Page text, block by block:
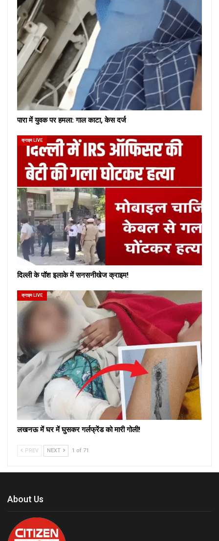
पारा में युवक पर हमला: गाल काटा, केस दर्ज
क्राइम LIVE
दिल्ली के पॉश इलाके में सनसनीखेज क्राइम!
क्राइम LIVE
लखनऊ में घर में घुसकर गर्लफ्रेंड को मारी गोली!
PREV NEXT 1 of 71
About Us